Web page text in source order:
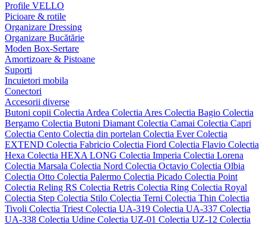
Profile VELLO
Picioare & rotile
Organizare Dressing
Organizare Bucătărie
Moden Box-Sertare
Amortizoare & Pistoane
Suporti
Incuietori mobila
Conectori
Accesorii diverse
Butoni copii Colectia Ardea Colectia Ares Colectia Bagio Colectia
Bergamo Colectia Butoni Diamant Colectia Camai Colectia Capri
Colectia Cento Colectia din portelan Colectia EverColectia
EXTEND Colectia Fabricio Colectia Fiord Colectia Flavio Colectia
Hexa Colectia HEXA LONG Colectia Imperia Colectia Lorena
Colectia Marsala Colectia Nord Colectia Octavio Colectia Olbia
Colectia Otto Colectia Palermo Colectia Picado Colectia Point
Colectia Reling RS Colectia Retris Colectia Ring Colectia Royal
Colectia Step Colectia Stilo Colectia Terni Colectia Thin Colectia
Tivoli Colectia Triest Colectia UA-319 Colectia UA-337 Colectia
UA-338 Colectia Udine Colectia UZ-01 Colectia UZ-12 Colectia